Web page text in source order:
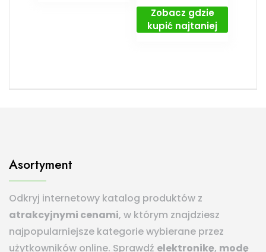
Zobacz gdzie
kupić najtaniej
Asortyment
Odkryj internetowy katalog produktów z
atrakcyjnymi cenami, w którym znajdziesz
najpopularniejsze kategorie wybierane przez
użytkowników online. Sprawdź elektronikę, modę